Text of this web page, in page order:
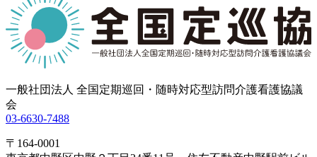
一般社団法人 全国定期巡回・随時対応型訪問介護看護協議
会
03-6630-7488
〒164-0001